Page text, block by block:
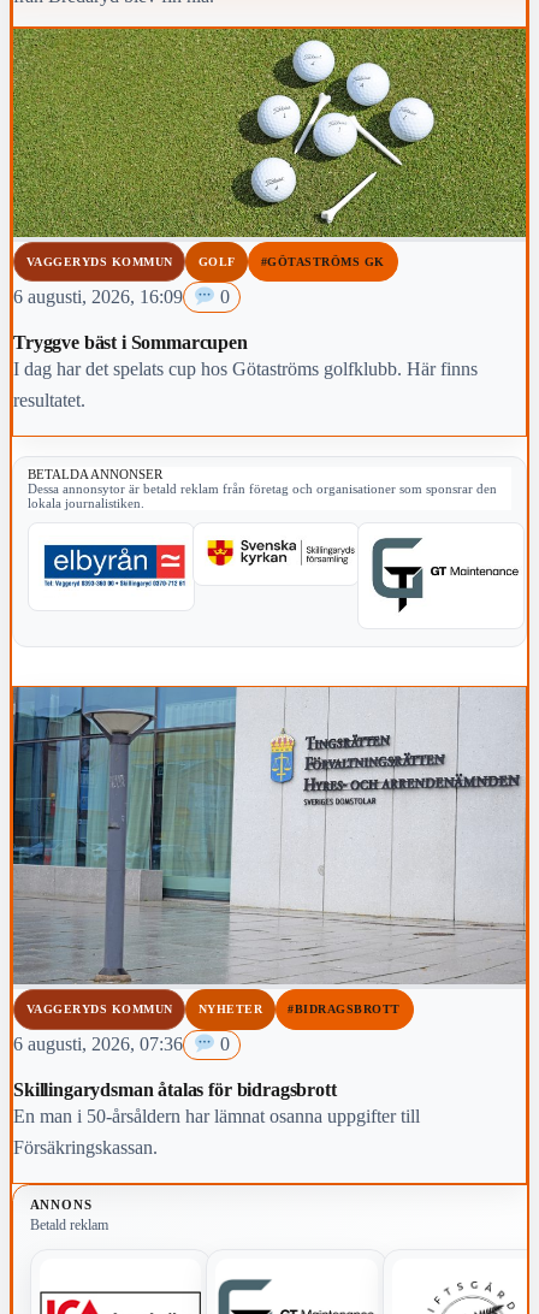
VAGGERYDS KOMMUN GOLF #GÖTASTRÖMS GK
6 augusti, 2026, 16:09 0
Tryggve bäst i Sommarcupen
I dag har det spelats cup hos Götaströms golfklubb. Här finns
resultatet.
BETALDA ANNONSER
Dessa annonsytor är betald reklam från företag och organisationer som sponsrar den
lokala journalistiken.
VAGGERYDS KOMMUN NYHETER #BIDRAGSBROTT
6 augusti, 2026, 07:36 0
Skillingarydsman åtalas för bidragsbrott
En man i 50-årsåldern har lämnat osanna uppgifter till
Försäkringskassan.
ANNONS
Betald reklam